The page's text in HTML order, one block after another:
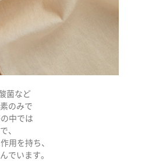
菌など
のみで
中では
、
用を持ち、
でいます。